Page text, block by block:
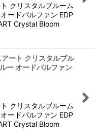
クリスタルブルーム
ードパルファン EDP
Crystal Bloom
ート クリスタルブル
ー オードパルファン
クリスタルブルーム
ードパルファン EDP
Crystal Bloom